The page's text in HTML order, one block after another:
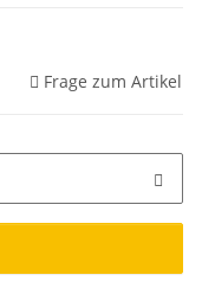
Frage zum Artikel